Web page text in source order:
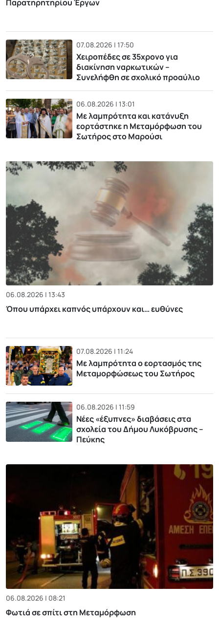
Παρατηρητηρίου Έργων
07.08.2026 | 17:50
Χειροπέδες σε 35χρονο για
διακίνηση ναρκωτικών –
Συνελήφθη σε σχολικό προαύλιο
06.08.2026 | 13:01
Με λαμπρότητα και κατάνυξη
εορτάστηκε η Μεταμόρφωση του
Σωτήρος στο Μαρούσι
06.08.2026 | 13:43
Όπου υπάρχει καπνός υπάρχουν και… ευθύνες
07.08.2026 | 11:24
Με λαμπρότητα ο εορτασμός της
Μεταμορφώσεως του Σωτήρος
06.08.2026 | 11:59
Νέες «έξυπνες» διαβάσεις στα
σχολεία του Δήμου Λυκόβρυσης –
Πεύκης
06.08.2026 | 08:21
Φωτιά σε σπίτι στη Μεταμόρφωση